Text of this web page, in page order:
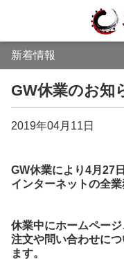
新着情報
GW休業のお知
2019年04月11日
GW休業により4月27
インターネットの全
休業中にホームペー
注文や問い合わせに
ます。